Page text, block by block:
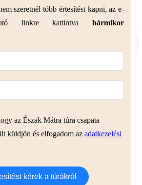
szeretnél több értesítést kapni, az e-
linkre kattintva bármikor
az Észak Mátra túra csapata
küldjön és elfogadom az adatkezelési
kérek a túrákról